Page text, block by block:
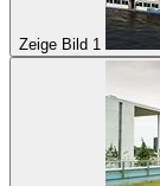
Zeige Bild 1